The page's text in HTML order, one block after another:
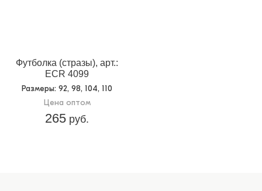
Футболка (стразы), арт.:
ECR 4099
Размеры: 92, 98, 104, 110
Цена оптом
265 руб.